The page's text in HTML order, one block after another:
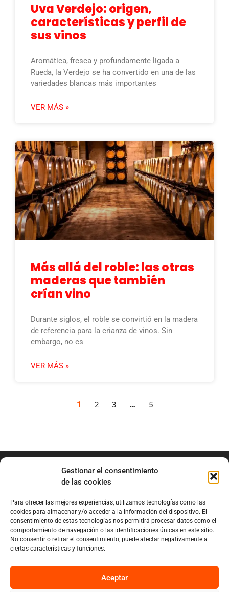
Gestionar el consentimiento
de las cookies
Para ofrecer las mejores experiencias, utilizamos tecnologías como las
cookies para almacenar y/o acceder a la información del dispositivo. El
consentimiento de estas tecnologías nos permitirá procesar datos como el
comportamiento de navegación o las identificaciones únicas en este sitio.
No consentir o retirar el consentimiento, puede afectar negativamente a
ciertas características y funciones.
Aceptar
Uva Verdejo: origen,
características y perfil de
sus vinos
Aromática, fresca y profundamente ligada a
Rueda, la Verdejo se ha convertido en una de las
variedades blancas más importantes
VER MÁS »
Más allá del roble: las otras
maderas que también
crían vino
Durante siglos, el roble se convirtió en la madera
de referencia para la crianza de vinos. Sin
embargo, no es
VER MÁS »
1 2 3 … 5
info@marianobraga.com
BRAGA Academia
Podcast
Sobre Mariano